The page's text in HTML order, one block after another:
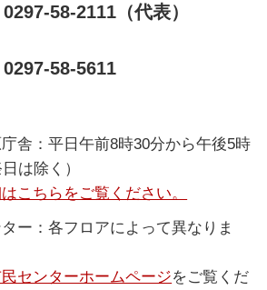
58-2111（代表）
0297-58-5611
舎：平日午前8時30分から午後5時
は除く）
こちらをご覧ください。
ー：各フロアによって異なりま
センターホームページをご覧くだ